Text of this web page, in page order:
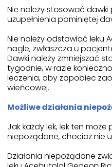
Nie należy stosować
uzupełnienia pominiętej
Nie należy odstawiać leku
nagle, zwłaszcza u
Dawki należy zmniejszać
tygodnie, w razie
leczenia, aby zapobiec
wieńcowej.
Możliwe działania
Jak każdy lek, lek ten
niepożądane, chociaż nie
Działania niepożądane